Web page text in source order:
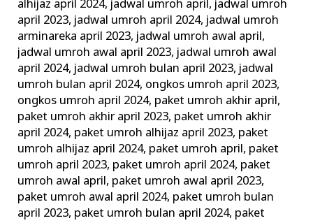
alhijaz april 2024, jadwal umroh april, jadwal umroh
april 2023, jadwal umroh april 2024, jadwal umroh
arminareka april 2023, jadwal umroh awal april,
jadwal umroh awal april 2023, jadwal umroh awal
april 2024, jadwal umroh bulan april 2023, jadwal
umroh bulan april 2024, ongkos umroh april 2023,
ongkos umroh april 2024, paket umroh akhir april,
paket umroh akhir april 2023, paket umroh akhir
april 2024, paket umroh alhijaz april 2023, paket
umroh alhijaz april 2024, paket umroh april, paket
umroh april 2023, paket umroh april 2024, paket
umroh awal april, paket umroh awal april 2023,
paket umroh awal april 2024, paket umroh bulan
april 2023, paket umroh bulan april 2024, paket